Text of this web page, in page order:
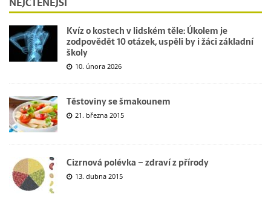
Kvíz o kostech v lidském těle: Úkolem je
zodpovědět 10 otázek, uspěli by i žáci základní
školy
10. února 2026
Těstoviny se šmakounem
21. března 2015
Cizrnová polévka – zdraví z přírody
13. dubna 2015